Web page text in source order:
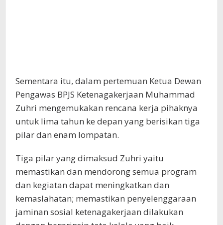
Sementara itu, dalam pertemuan Ketua Dewan
Pengawas BPJS Ketenagakerjaan Muhammad
Zuhri mengemukakan rencana kerja pihaknya
untuk lima tahun ke depan yang berisikan tiga
pilar dan enam lompatan.
Tiga pilar yang dimaksud Zuhri yaitu
memastikan dan mendorong semua program
dan kegiatan dapat meningkatkan dan
kemaslahatan; memastikan penyelenggaraan
jaminan sosial ketenagakerjaan dilakukan